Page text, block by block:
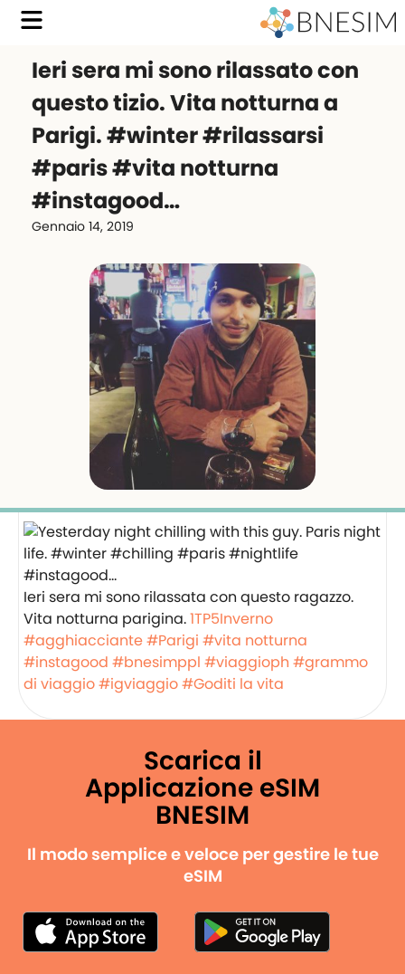
Ieri sera mi sono rilassato con
questo tizio. Vita notturna a
Parigi. #winter #rilassarsi
#paris #vita notturna
#instagood…
Gennaio 14, 2019
Ieri sera mi sono rilassata con questo ragazzo.
Vita notturna parigina.1TP5Inverno
#agghiacciante#Parigi #vita notturna
#instagood #bnesimppl #viaggioph #grammo
di viaggio#igviaggio#Goditi la vita
Scarica il
Applicazione eSIM
BNESIM
Il modo semplice e veloce per gestire le tue
eSIM